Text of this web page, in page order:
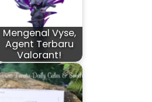
Mengenal Vyse,
Agent Terbaru
Valorant!